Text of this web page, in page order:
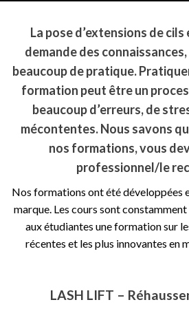
La pose d’extensions de
demande des
beaucoup de pratique.
formation peut être un
beaucoup d’erreurs, de
mécontentes.Nous savons
nos formations, vous
professionnel/le
Nos formations ont été développées
marque. Les cours sont
aux étudiantes une formation sur
récentes et les plus innovantes en
LASH LIFT –